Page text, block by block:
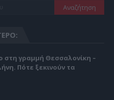
στη γραμμή Θεσσαλονίκη –
Πότε ξεκινούν τα